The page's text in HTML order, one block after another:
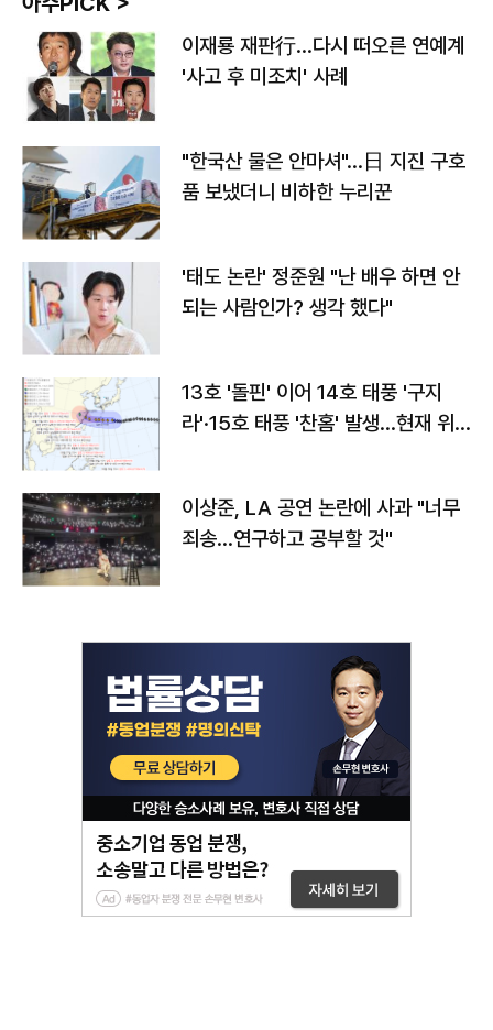
이재룡 재판行…다시 떠오른 연예계
'사고 후 미조치' 사례
"한국산 물은 안마셔"…日 지진 구호
품 보냈더니 비하한 누리꾼
'태도 논란' 정준원 "난 배우 하면 안
되는 사람인가? 생각 했다"
13호 '돌핀' 이어 14호 태풍 '구지
라'·15호 태풍 '찬홈' 발생…현재 위
이상준, LA 공연 논란에 사과 "너무
죄송…연구하고 공부할 것"